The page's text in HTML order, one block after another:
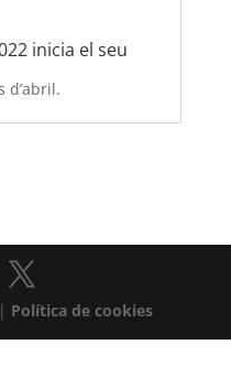
inicia el seu
d’abril.
| Política de cookies